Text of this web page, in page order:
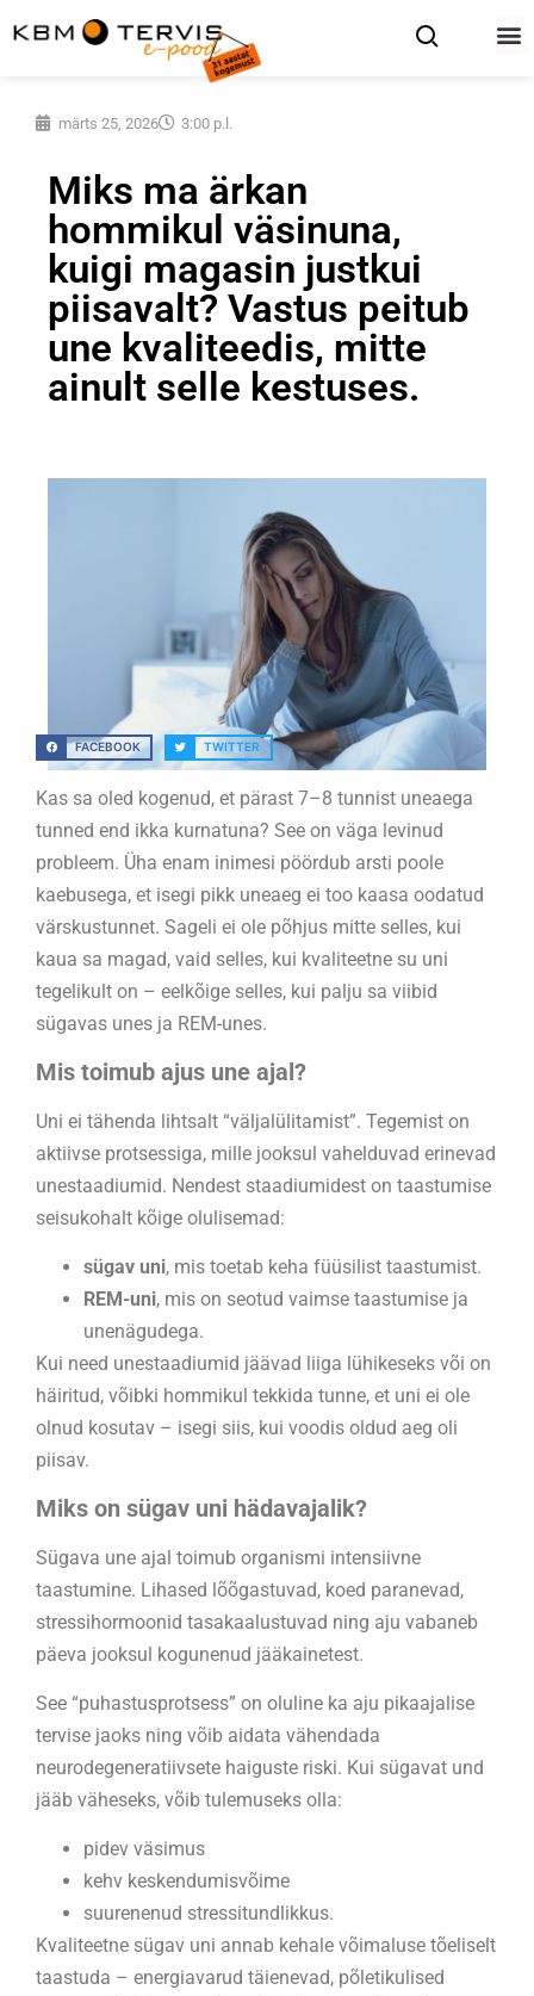
märts 25, 2026 3:00 p.l.
Miks ma ärkan
hommikul väsinuna,
kuigi magasin justkui
piisavalt? Vastus peitub
une kvaliteedis, mitte
ainult selle kestuses.
FACEBOOK TWITTER
Kas sa oled kogenud, et pärast 7–8 tunnist uneaega
tunned end ikka kurnatuna? See on väga levinud
probleem. Üha enam inimesi pöördub arsti poole
kaebusega, et isegi pikk uneaeg ei too kaasa oodatud
värskustunnet. Sageli ei ole põhjus mitte selles, kui
kaua sa magad, vaid selles, kui kvaliteetne su uni
tegelikult on – eelkõige selles, kui palju sa viibid
sügavas unes ja REM-unes.
Mis toimub ajus une ajal?
Uni ei tähenda lihtsalt “väljalülitamist”. Tegemist on
aktiivse protsessiga, mille jooksul vahelduvad erinevad
unestaadiumid. Nendest staadiumidest on taastumise
seisukohalt kõige olulisemad:
sügav uni, mis toetab keha füüsilist taastumist.
REM-uni, mis on seotud vaimse taastumise ja
unenägudega.
Kui need unestaadiumid jäävad liiga lühikeseks või on
häiritud, võibki hommikul tekkida tunne, et uni ei ole
olnud kosutav – isegi siis, kui voodis oldud aeg oli
piisav.
Miks on sügav uni hädavajalik?
Sügava une ajal toimub organismi intensiivne
taastumine. Lihased lõõgastuvad, koed paranevad,
stressihormoonid tasakaalustuvad ning aju vabaneb
päeva jooksul kogunenud jääkainetest.
See “puhastusprotsess” on oluline ka aju pikaajalise
tervise jaoks ning võib aidata vähendada
neurodegeneratiivsete haiguste riski. Kui sügavat und
jääb väheseks, võib tulemuseks olla:
pidev väsimus
kehv keskendumisvõime
suurenenud stressitundlikkus.
Kvaliteetne sügav uni annab kehale võimaluse tõeliselt
taastuda – energiavarud täienevad, põletikulised